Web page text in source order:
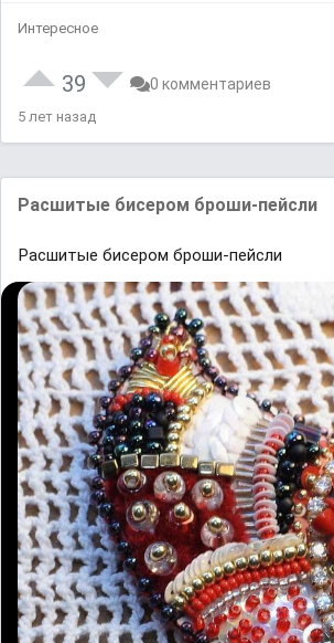
Интересное
39 0 комментариев
5 лет назад
Расшитые бисером броши-пейсли
Расшитые бисером броши-пейсли